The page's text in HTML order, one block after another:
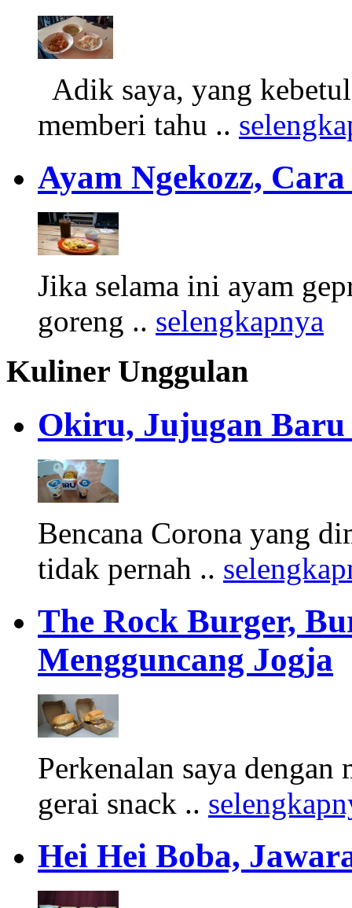
Adik saya, yang
memberi tahu ..
Ayam Ngekozz,
Jika selama ini ayam
goreng .. selengkapnya
Kuliner Unggulan
Okiru, Jujugan Baru
Bencana Corona yang
tidak pernah ..
The Rock Burger,
Mengguncang Jogja
Perkenalan saya
gerai snack ..
Hei Hei Boba,